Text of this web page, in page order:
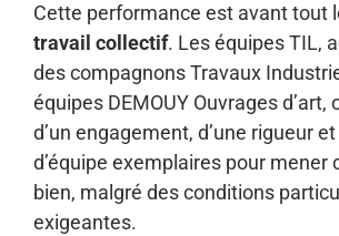
Cette performance est avant tout
travail collectif. Les équipes TIL,
des compagnons Travaux
équipes DEMOUY Ouvrages d’art,
d’un engagement, d’une rigueur
d’équipe exemplaires pour mener
bien, malgré des conditions
exigeantes.